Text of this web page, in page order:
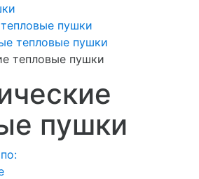
пушки
тепловые пушки
тепловые пушки
пушки